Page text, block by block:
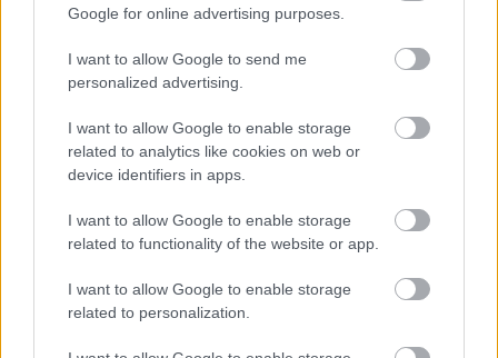
Google for online advertising purposes.
I want to allow Google to send me
personalized advertising.
I want to allow Google to enable storage
related to analytics like cookies on web or
device identifiers in apps.
I want to allow Google to enable storage
related to functionality of the website or app.
I want to allow Google to enable storage
related to personalization.
Gerincfájdalom: mozgásszervi vagy
idegi eredetű panasz?
Meggyógyulnék szerkesztő•2021. július 15.
Hogyan függnek össze a gerinckörnyéki panaszok és